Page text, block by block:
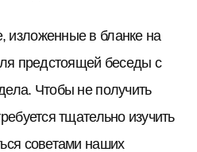
изложенные в бланке на
предстоящей беседы с
Чтобы не получить
тщательно изучить
советами наших